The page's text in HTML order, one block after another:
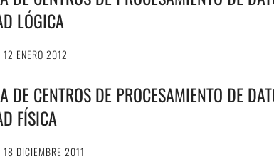
LÓGICA
12 ENERO 2012
DE CENTROS DE PROCESAMIENTO DE
FÍSICA
18 DICIEMBRE 2011